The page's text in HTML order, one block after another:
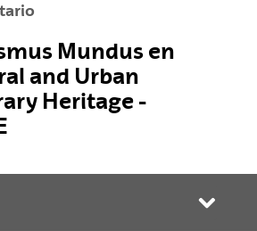
Mundus en
and Urban
Heritage -